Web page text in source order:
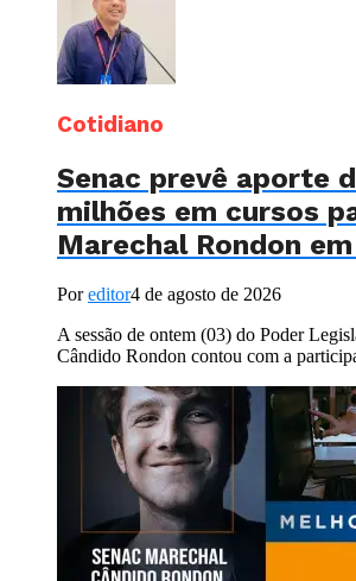
Cotidiano
Senac prevê aporte
milhões em cursos
Marechal Rondon
Poreditor4 de agosto de 2026
A sessão de ontem (03) do Poder
Cândido Rondon contou com a